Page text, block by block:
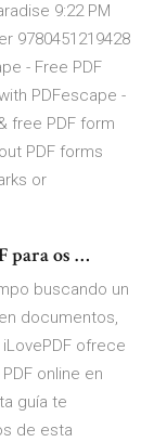
9:22 PM
9780451219428
- Free PDF
PDFescape -
free PDF form
PDF forms
or
para os …
buscando un
documentos,
ofrece
online en
guía te
de esta